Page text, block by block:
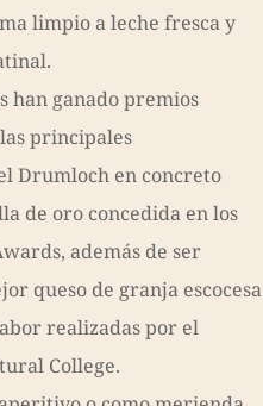
limpio a leche fresca y
han ganado premios
principales
Drumloch en concreto
de oro concedida en los
además de ser
queso de granja escocesa
realizadas por el
College.